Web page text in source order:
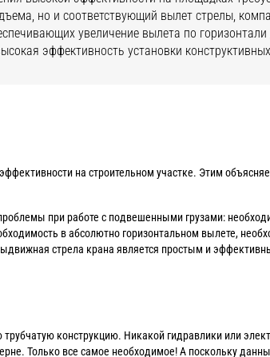
но и соответствующий вылет стрелы,
увеличение вылета по
эффективность установки
на строительном участке. Этим
при работе с подвешенными грузами:
в абсолютно горизонтальном вылете,
стрела крана является простым и
конструкцию. Никакой гидравлики или
Только все самое необходимое! А поскольку